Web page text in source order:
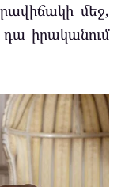
մեջ,
դա իրականում